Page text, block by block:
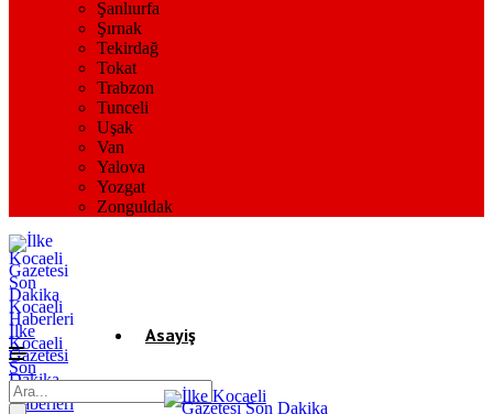
Şanlıurfa
Şırnak
Tekirdağ
Tokat
Trabzon
Tunceli
Uşak
Van
Yalova
Yozgat
Zonguldak
İlke
Kocaeli
Gazetesi
Son
Dakika
Kocaeli
Haberleri
Asayiş
Gündem